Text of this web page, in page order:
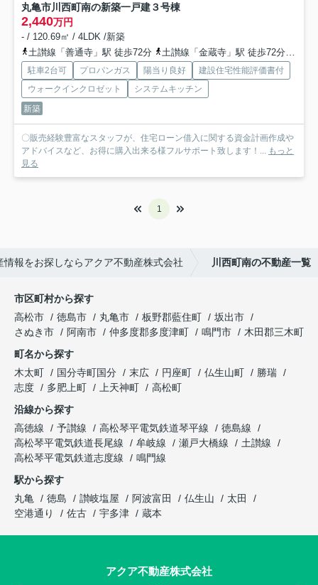
丸亀市川西町南の新築一戸建３号棟
2,440万円
- / 120.69㎡ / 4LDK /新築
土讃線「善通寺」駅 徒歩72分
土讃線「金蔵寺」駅 徒歩72分
駐車2台可 プロパンガス 陽当り良好
建設住宅性能評価書付
ウォークインクロゼット
システムキッチン
新築
〇販売経験豊富なスタッフが、住宅ローン借入に関する資金計画作成や
アドバイスなど、お得に購入出来る様フルサポート致します！... もっと
見る
1
情報をお探しならアクア不動産株式会社 川西町南の不動産一覧
市区町村から探す
高松市
徳島市 丸亀市 板野郡藍住町
坂出市
さぬき市
阿南市 仲多度郡多度津町 鳴門市
木田郡三木町
町名から探す
木太町
国分寺町国分 末広 円座町 仏生山町
勝瑞
志度
多肥上町 上天神町
高松町
沿線から探す
高徳線
予讃線 高松琴平電気鉄道琴平線
徳島線
高松琴平電気鉄道長尾線
牟岐線 瀬戸大橋線
土讃線
高松琴平電気鉄道志度線
鳴門線
駅から探す
丸亀
徳島 讃岐塩屋 阿波富田 仏生山
太田
空港通り
佐古 宇多津 蔵本
アクア不動産株式会社